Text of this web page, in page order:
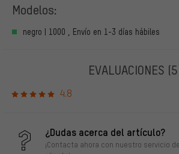
Modelos:
negro | 1000 , Envío en 1-3 días hábiles
EVALUACIONES
4.8
¿Dudas acerca del artículo?
¡Contacta ahora con nuestro servicio